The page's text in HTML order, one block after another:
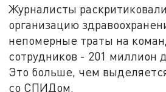
Журналисты
организацию
непомерные траты на
сотрудников - 201 миллион
Это больше, чем
со СПИДом.